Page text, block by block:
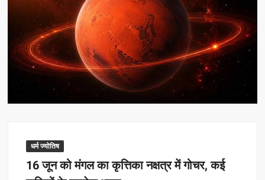
धर्म ज्योतिष
16 जून को मंगल का कृत्तिका नक्षत्र में गोचर, कई